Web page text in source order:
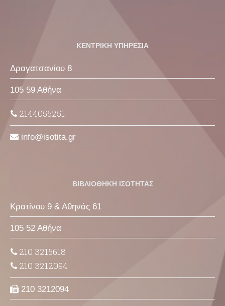
ΚΕΝΤΡΙΚΗ ΥΠΗΡΕΣΙΑ
Δραγατσανίου 8
105 59 Αθήνα
2144055251
info isotita gr
ΒΙΒΛΙΟΘΗΚΗ ΙΣΟΤΗΤΑΣ
Κρατίνου 9 & Αθηνάς 61
105 52 Αθήνα
210 3215618
210 3212094
210 3212094